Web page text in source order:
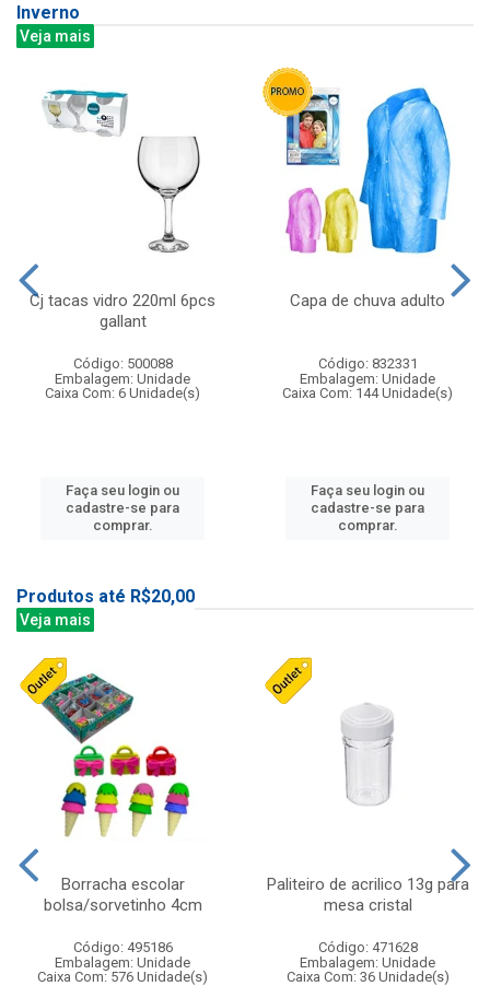
Inverno
Veja mais
Cj tacas vidro 220ml 6pcs
gallant
Código: 500088
Embalagem: Unidade
Caixa Com: 6 Unidade(s)
Faça seu login ou
cadastre-se para
comprar.
Capa de chuva adulto
Código: 832331
Embalagem: Unidade
Caixa Com: 144 Unidade(s)
Faça seu login ou
cadastre-se para
comprar.
Produtos até R$20,00
Veja mais
Borracha escolar
bolsa/sorvetinho 4cm
Código: 495186
Embalagem: Unidade
Caixa Com: 576 Unidade(s)
Paliteiro de acrilico 13g para
mesa cristal
Código: 471628
Embalagem: Unidade
Caixa Com: 36 Unidade(s)